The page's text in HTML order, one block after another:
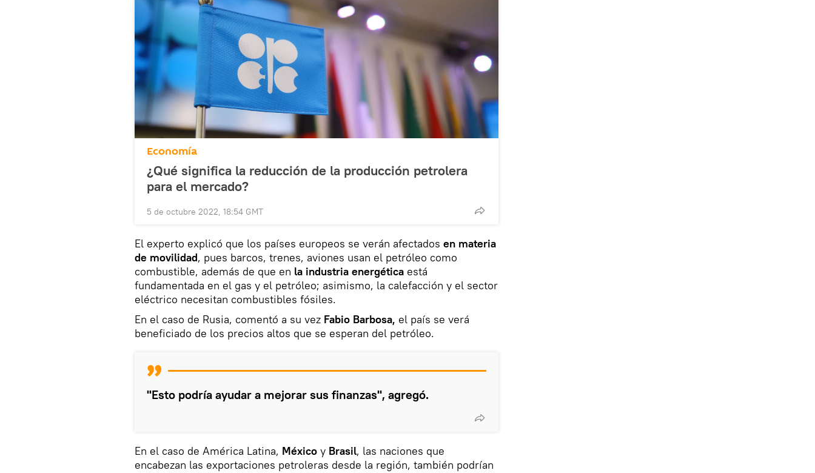
Economía
¿Qué significa la reducción de la producción petrolera
para el mercado?
5 de octubre 2022, 18:54 GMT
El experto explicó que los países europeos se verán afectados en materia
de movilidad, pues barcos, trenes, aviones usan el petróleo como
combustible, además de que en la industria energética está
fundamentada en el gas y el petróleo; asimismo, la calefacción y el sector
eléctrico necesitan combustibles fósiles.
En el caso de Rusia, comentó a su vez Fabio Barbosa, el país se verá
beneficiado de los precios altos que se esperan del petróleo.
"Esto podría ayudar a mejorar sus finanzas", agregó.
En el caso de América Latina, México y Brasil, las naciones que
encabezan las exportaciones petroleras desde la región, también podrían